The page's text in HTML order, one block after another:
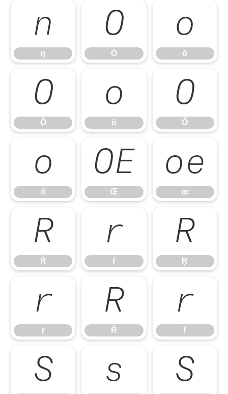
ŋ
ŋ
Ō
Ō
ō
ō
Ŏ
Ŏ
ŏ
ŏ
Ő
Ő
ő
ő
Œ
Œ
œ
œ
Ŕ
Ŕ
ŕ
ŕ
Ŗ
Ŗ
ŗ
ŗ
Ř
Ř
ř
ř
Ś ś Ŝ